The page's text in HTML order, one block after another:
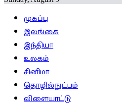
முகப்பு
இலங்கை
இந்தியா
உலகம்
சினிமா
தொழில்நுட்பம்
விளையாட்டு